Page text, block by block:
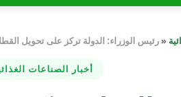
«رئيس الوزراء: الدولة تركز على تحويل
أخبار الصناعات